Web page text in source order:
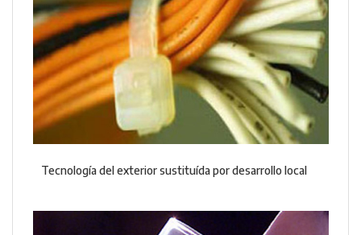
Tecnología del exterior sustituída por desarrollo local